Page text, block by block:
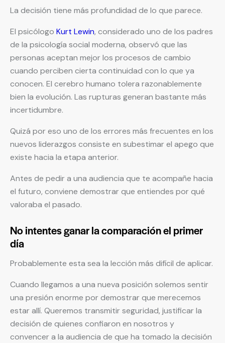
La decisión tiene más profundidad de lo que parece.
El psicólogo Kurt Lewin, considerado uno de los padres
de la psicología social moderna, observó que las
personas aceptan mejor los procesos de cambio
cuando perciben cierta continuidad con lo que ya
conocen. El cerebro humano tolera razonablemente
bien la evolución. Las rupturas generan bastante más
incertidumbre.
Quizá por eso uno de los errores más frecuentes en los
nuevos liderazgos consiste en subestimar el apego que
existe hacia la etapa anterior.
Antes de pedir a una audiencia que te acompañe hacia
el futuro, conviene demostrar que entiendes por qué
valoraba el pasado.
No intentes ganar la comparación el primer
día
Probablemente esta sea la lección más difícil de aplicar.
Cuando llegamos a una nueva posición solemos sentir
una presión enorme por demostrar que merecemos
estar allí. Queremos transmitir seguridad, justificar la
decisión de quienes confiaron en nosotros y
convencer a la audiencia de que ha tomado la decisión